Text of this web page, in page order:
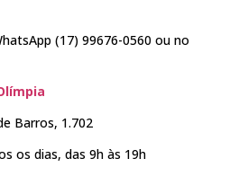
(17) 99676-0560 ou no
Barros, 1.702
os dias, das 9h às 19h